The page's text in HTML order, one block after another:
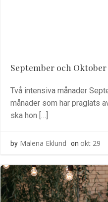
September och Oktober
Två intensiva månader
månader som har präglats
ska hon […]
by Malena Eklund on okt 29